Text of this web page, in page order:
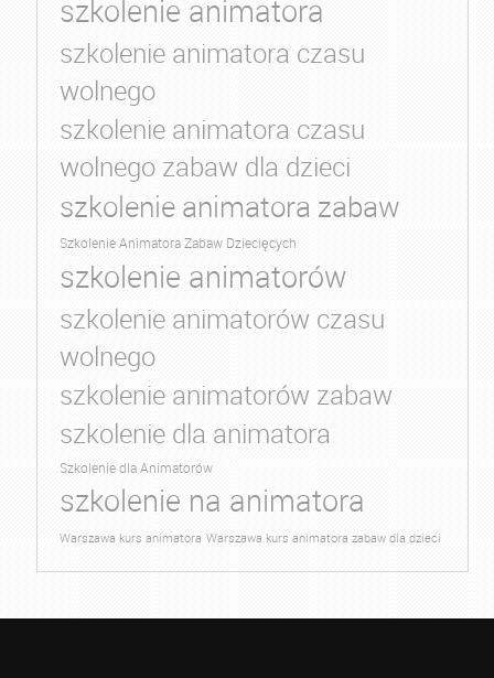
szkolenie animatora
szkolenie animatora czasu
wolnego
szkolenie animatora czasu
wolnego zabaw dla dzieci
szkolenie animatora zabaw
Szkolenie Animatora Zabaw Dziecięcych
szkolenie animatorów
szkolenie animatorów czasu
wolnego
szkolenie animatorów zabaw
szkolenie dla animatora
Szkolenie dla Animatorów
szkolenie na animatora
Warszawa kurs animatora Warszawa kurs animatora zabaw dla dzieci